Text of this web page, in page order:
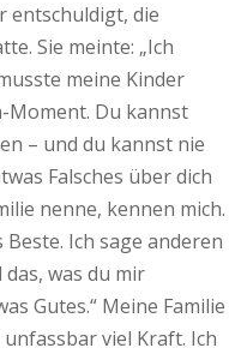
entschuldigt, die
Sie meinte: „Ich
meine Kinder
Moment. Du kannst
– und du kannst nie
Falsches über dich
nenne, kennen mich.
Ich sage anderen
was du mir
Gutes.“ Meine Familie
viel Kraft. Ich